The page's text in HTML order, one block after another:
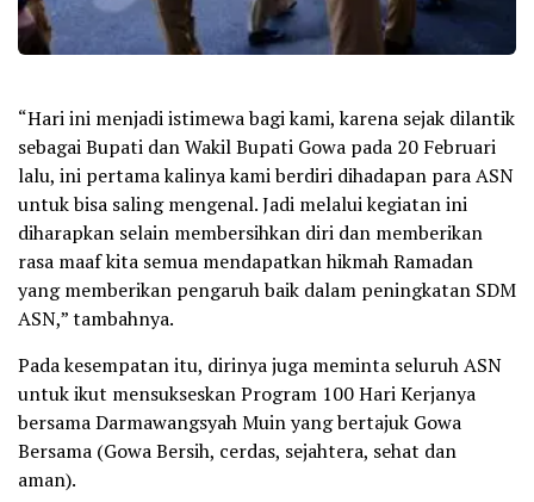
“Hari ini menjadi istimewa bagi kami, karena sejak dilantik
sebagai Bupati dan Wakil Bupati Gowa pada 20 Februari
lalu, ini pertama kalinya kami berdiri dihadapan para ASN
untuk bisa saling mengenal. Jadi melalui kegiatan ini
diharapkan selain membersihkan diri dan memberikan
rasa maaf kita semua mendapatkan hikmah Ramadan
yang memberikan pengaruh baik dalam peningkatan SDM
ASN,” tambahnya.
Pada kesempatan itu, dirinya juga meminta seluruh ASN
untuk ikut mensukseskan Program 100 Hari Kerjanya
bersama Darmawangsyah Muin yang bertajuk Gowa
Bersama (Gowa Bersih, cerdas, sejahtera, sehat dan
aman).